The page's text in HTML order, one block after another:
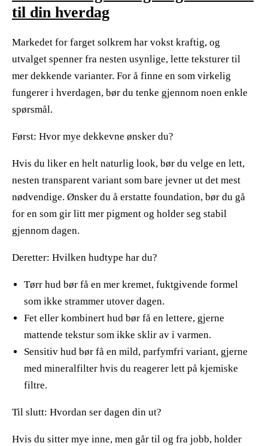
til din hverdag
Markedet for farget solkrem har vokst kraftig, og
utvalget spenner fra nesten usynlige, lette teksturer til
mer dekkende varianter. For å finne en som virkelig
fungerer i hverdagen, bør du tenke gjennom noen enkle
spørsmål.
Først: Hvor mye dekkevne ønsker du?
Hvis du liker en helt naturlig look, bør du velge en lett,
nesten transparent variant som bare jevner ut det mest
nødvendige. Ønsker du å erstatte foundation, bør du gå
for en som gir litt mer pigment og holder seg stabil
gjennom dagen.
Deretter: Hvilken hudtype har du?
Tørr hud bør få en mer kremet, fuktgivende formel
som ikke strammer utover dagen.
Fet eller kombinert hud bør få en lettere, gjerne
mattende tekstur som ikke sklir av i varmen.
Sensitiv hud bør få en mild, parfymfri variant, gjerne
med mineralfilter hvis du reagerer lett på kjemiske
filtre.
Til slutt: Hvordan ser dagen din ut?
Hvis du sitter mye inne, men går til og fra jobb, holder